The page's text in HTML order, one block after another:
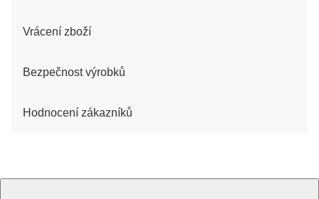
Vrácení zboží
Bezpečnost výrobků
Hodnocení zákazníků